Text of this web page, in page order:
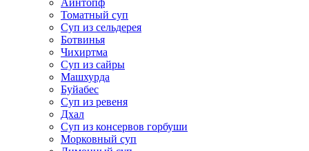
Томатный суп
Суп из сельдерея
Ботвинья
Чихиртма
Суп из сайры
Машхурда
Буйабес
Суп из ревеня
Дхал
Суп из консервов горбуши
Морковный суп